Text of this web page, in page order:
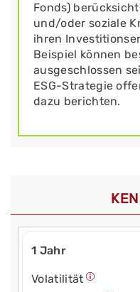
Fonds)
und/oder soziale
ihren
Beispiel können
ausgeschlossen
ESG-Strategie
dazu berichten.
1 Jahr
Volatilität